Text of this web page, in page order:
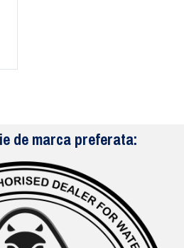
de marca preferata: